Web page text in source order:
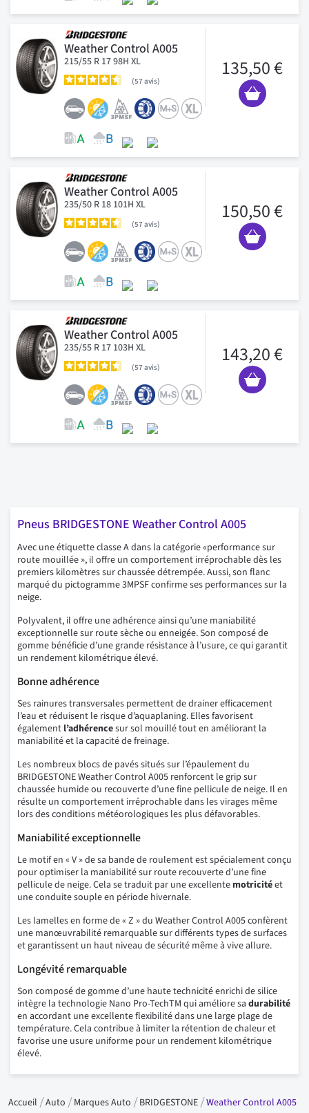
Weather Control A005
215/55 R 17 98H XL
57 avis
135,50 €
Weather Control A005
235/50 R 18 101H XL
57 avis
150,50 €
Weather Control A005
235/55 R 17 103H XL
57 avis
143,20 €
Pneus BRIDGESTONE Weather Control A005
Avec une étiquette classe A dans la catégorie «performance sur
route mouillée », il offre un comportement irréprochable dès les
premiers kilomètres sur chaussée détrempée. Aussi, son flanc
marqué du pictogramme 3MPSF confirme ses performances sur la
neige.
Polyvalent, il offre une adhérence ainsi qu’une maniabilité
exceptionnelle sur route sèche ou enneigée. Son composé de
gomme bénéficie d’une grande résistance à l’usure, ce qui garantit
un rendement kilométrique élevé.
Bonne adhérence
Ses rainures transversales permettent de drainer efficacement
l’eau et réduisent le risque d’aquaplaning. Elles favorisent
également l’adhérencesur sol mouillé tout en améliorant la
maniabilité et la capacité de freinage.
Les nombreux blocs de pavés situés sur l’épaulement du
BRIDGESTONE Weather Control A005 renforcent le grip sur
chaussée humide ou recouverte d’une fine pellicule de neige. Il en
résulte un comportement irréprochable dans les virages même
lors des conditions météorologiques les plus défavorables.
Maniabilité exceptionnelle
Le motif en « V » de sa bande de roulement est spécialement conçu
pour optimiser la maniabilité sur route recouverte d’une fine
pellicule de neige. Cela se traduit par une excellente motricitéet
une conduite souple en période hivernale.
Les lamelles en forme de « Z » du Weather Control A005 confèrent
une manœuvrabilité remarquable sur différents types de surfaces
et garantissent un haut niveau de sécurité même à vive allure.
Longévité remarquable
Son composé de gomme d’une haute technicité enrichi de silice
intègre la technologie Nano Pro-TechTM qui améliore sa durabilité
en accordant une excellente flexibilité dans une large plage de
température. Cela contribue à limiter la rétention de chaleur et
favorise une usure uniforme pour un rendement kilométrique
élevé.
Accueil Auto Marques Auto BRIDGESTONE Weather Control A005